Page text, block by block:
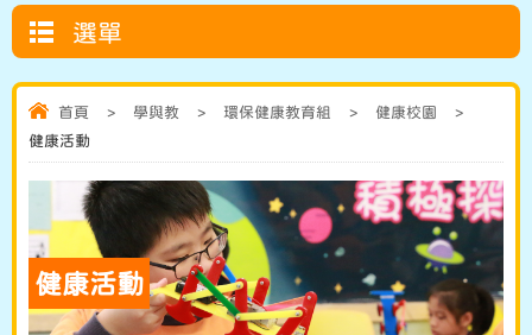
選單
首頁 > 學與教 > 環保健康教育組 > 健康校園
>
健康活動
健康活動